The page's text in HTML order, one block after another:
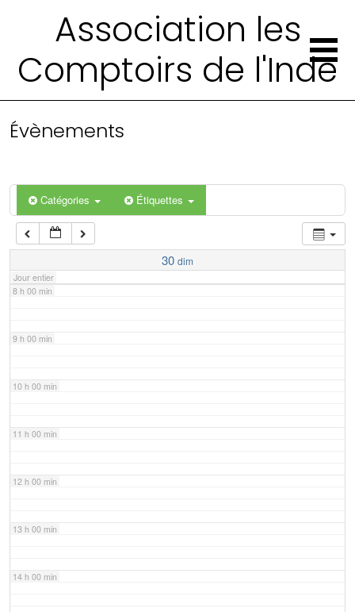
Association les
Comptoirs de l'Inde
Évènements
Catégories Étiquettes
30 dim
Jour entier
4 h 00 min
6 h 00 min
7 h 00 min
8 h 00 min
9 h 00 min
10 h 00 min
11 h 00 min
12 h 00 min
13 h 00 min
14 h 00 min